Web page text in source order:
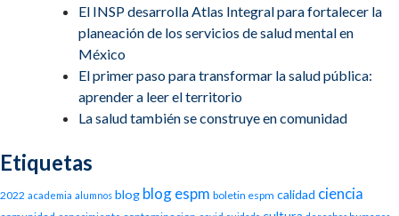
El INSP desarrolla Atlas Integral para fortalecer la
planeación de los servicios de salud mental en
México
El primer paso para transformar la salud pública:
aprender a leer el territorio
La salud también se construye en comunidad
Etiquetas
2022 academia alumnos blog blog espm boletin espm calidad ciencia